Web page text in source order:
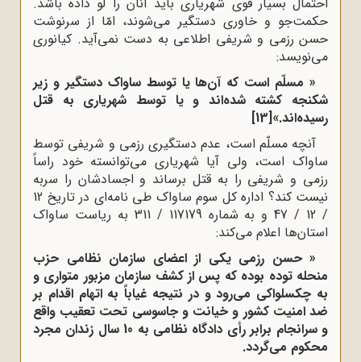
حکمت‌جو و خاوری دستگیر می‌شوند، امّا از سرنوشت
حسن رزمی و شریفی اطلاعی به دست نمی‌آید. کیانوری
می‌نویسد:‌
« مسلّم است که آن‌ها یا توسط ساواک دستگیر و زیر
شکنجه کشته شده‌اند و یا توسط شهریاری به قتل
رسیده‌اند.»[13]
آنچه مسلّم است، عدم دستگیری رزمی و شریفی توسط
ساواک است، ولی آیا شهریاری می‌توانسته خود راساً
رزمی و شریفی را به قتل برساند و اجسادشان را سربه
نیست کند؟ اداره کل سوم ساواک طی نامه‌ای در تاریخ 12
/ 12 / 47 و به شماره 117179 / 311 به ریاست ساواک
استان‌ها اعلام می‌کند:
« حسن رزمی یکی از اعضای سازمان نظامی حزب
منحله توده بوده که پس از کشف سازمان مزبور متواری و
به چکسلواکی می‌رود و در نتیجه غیاباً به اتهام اقدام بر
ضد امنیت کشور و خیانت و جاسوسی تحت تعقیب واقع
و سرانجام برابر رأی دادگاه نظامی به 10 سال زندان مجرد
محکوم می‌گردد.